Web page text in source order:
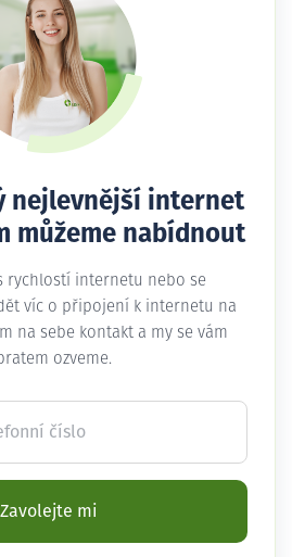
nejlevnější internet
můžeme nabídnout
rychlostí internetu nebo se
víc o připojení k internetu na
na sebe kontakt a my se vám
ozveme.
číslo
Zavolejte mi